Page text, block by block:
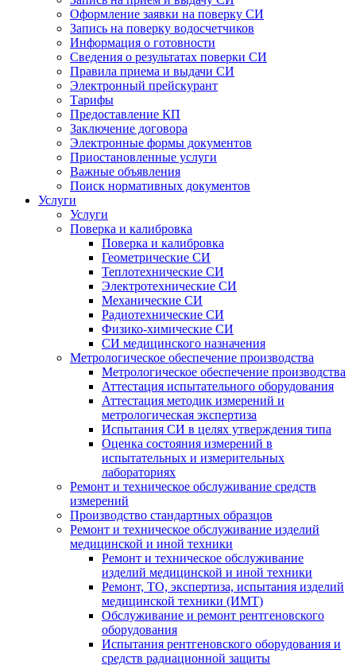
Оформление заявки на поверку СИ
Запись на поверку водосчетчиков
Информация о готовности
Сведения о результатах поверки СИ
Правила приема и выдачи СИ
Электронный прейскурант
Тарифы
Предоставление КП
Заключение договора
Электронные формы документов
Приостановленные услуги
Важные объявления
Поиск нормативных документов
Услуги
Услуги
Поверка и калибровка
Поверка и калибровка
Геометрические СИ
Теплотехнические СИ
Электротехнические СИ
Механические СИ
Радиотехнические СИ
Физико-химические СИ
СИ медицинского назначения
Метрологическое обеспечение производства
Метрологическое обеспечение производства
Аттестация испытательного оборудования
Аттестация методик измерений и
метрологическая экспертиза
Испытания СИ в целях утверждения типа
Оценка состояния измерений в
испытательных и измерительных
лабораториях
Ремонт и техническое обслуживание средств
измерений
Производство стандартных образцов
Ремонт и техническое обслуживание изделий
медицинской и иной техники
Ремонт и техническое обслуживание
изделий медицинской и иной техники
Ремонт, ТО, экспертиза, испытания изделий
медицинской техники (ИМТ)
Обслуживание и ремонт рентгеновского
оборудования
Испытания рентгеновского оборудования и
средств радиационной защиты